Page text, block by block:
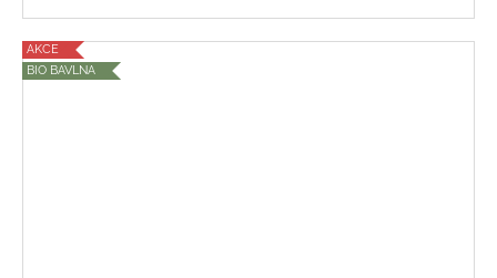
AKCE
BIO BAVLNA